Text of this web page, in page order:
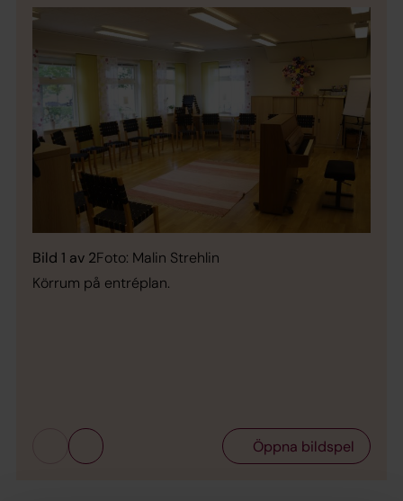
Bild 1 av 2Foto: Malin Strehlin
Körrum på entréplan.
Öppna bildspel